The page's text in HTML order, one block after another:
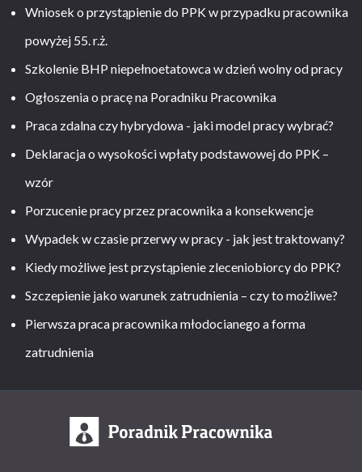
Wniosek o przystąpienie do PPK w przypadku pracownika
powyżej 55. r.ż.
Szkolenie BHP niepełnoetatowca w dzień wolny od pracy
Ogłoszenia o pracę na Poradniku Pracownika
Praca zdalna czy hybrydowa - jaki model pracy wybrać?
Deklaracja o wysokości wpłaty podstawowej do PPK –
wzór
Porzucenie pracy przez pracownika a konsekwencje
Wypadek w czasie przerwy w pracy - jak jest traktowany?
Kiedy możliwe jest przystąpienie zleceniobiorcy do PPK?
Szczepienie jako warunek zatrudnienia – czy to możliwe?
Pierwsza praca pracownika młodocianego a forma
zatrudnienia